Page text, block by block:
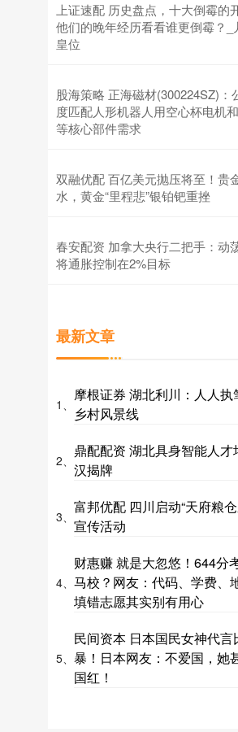
上证速配 历史盘点，十大倒霉的
他们的晚年经历看看谁更倒霉？_
皇位
股海策略 正海磁材(300224SZ)：
度匹配人形机器人用空心杯电机
等核心部件需求
双融优配 百亿美元抛压将至！贵
水，黄金“里程悲”银铂钯重挫
春安配资 加拿大央行二把手：动
将通胀控制在2%目标
最新文章
1、
摩根证券 湖北利川：人人
乡村风景线
2、
鼎配配资 湖北具身智能人
汉揭牌
3、
富邦优配 四川启动“天府粮
宣传活动
4、
财惠赚 就是大忽悠！644分
马校？网友：代码、学费、
填错志愿其实别有用心
5、
民间资本 日本国民女神代言
暴！日本网友：不爱国，她
国红！